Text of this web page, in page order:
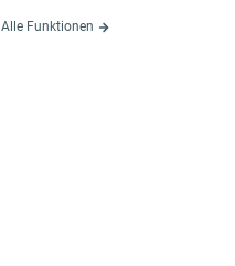
Alle Funktionen